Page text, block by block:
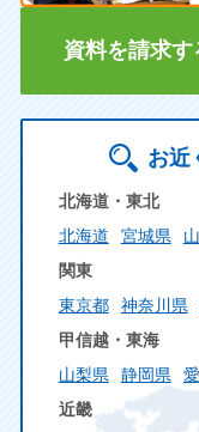
資料を請求す
お近
北海道・東北
北海道
宮城県
関東
東京都
神奈川県
甲信越・東海
山梨県
静岡県
近畿